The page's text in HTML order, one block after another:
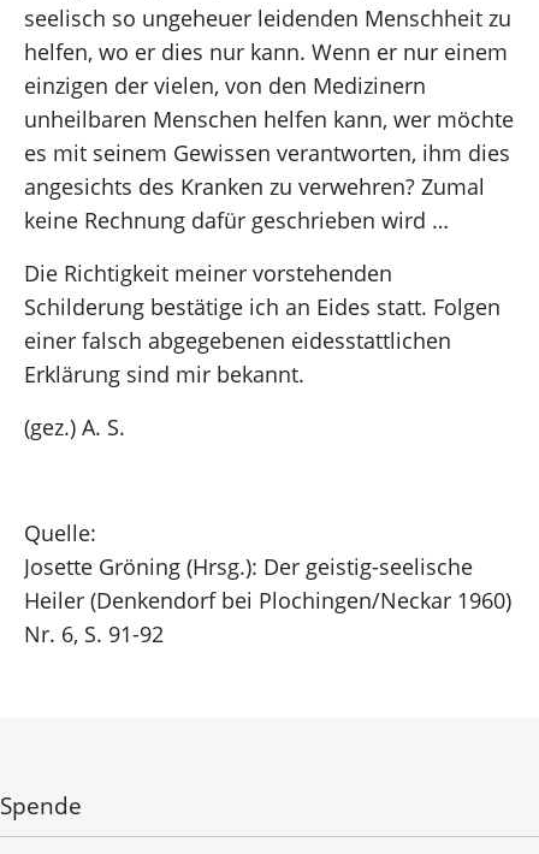
seelisch so ungeheuer leidenden Menschheit zu
helfen, wo er dies nur kann. Wenn er nur einem
einzigen der vielen, von den Medizinern
unheilbaren Menschen helfen kann, wer möchte
es mit seinem Gewissen verantworten, ihm dies
angesichts des Kranken zu verwehren? Zumal
keine Rechnung dafür geschrieben wird …
Die Richtigkeit meiner vorstehenden
Schilderung bestätige ich an Eides statt. Folgen
einer falsch abgegebenen eidesstattlichen
Erklärung sind mir bekannt.
(gez.) A. S.
Quelle:
Josette Gröning (Hrsg.): Der geistig-seelische
Heiler (Denkendorf bei Plochingen/Neckar 1960)
Nr. 6, S. 91-92
Spende